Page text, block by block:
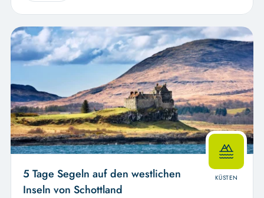
KÜSTEN
5 Tage Segeln auf den westlichen
Inseln von Schottland